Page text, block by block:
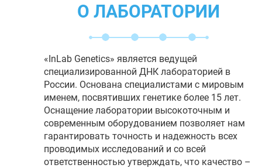
О ЛАБОРАТОРИИ
«InLab Genetics» является ведущей
специализированной ДНК лабораторией в
России. Основана специалистами с мировым
именем, посвятивших генетике более 15 лет.
Оснащение лаборатории высокоточным и
современным оборудованием позволяет нам
гарантировать точность и надежность всех
проводимых исследований и со всей
ответственностью утверждать, что качество –